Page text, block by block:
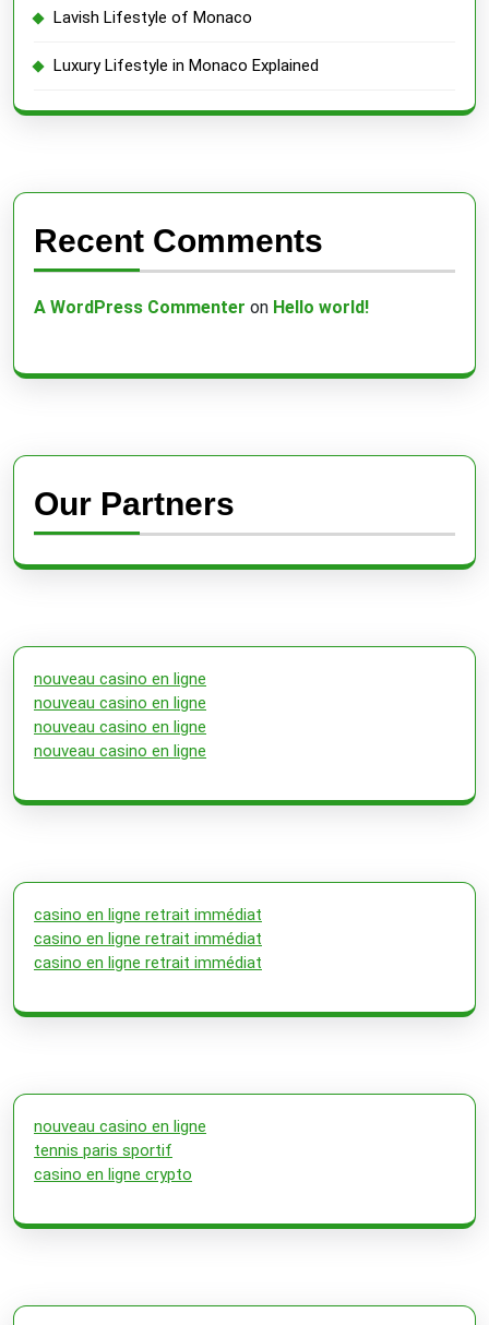
Lavish Lifestyle of Monaco
Luxury Lifestyle in Monaco Explained
Recent Comments
A WordPress Commenter on Hello world!
Our Partners
nouveau casino en ligne
nouveau casino en ligne
nouveau casino en ligne
nouveau casino en ligne
casino en ligne retrait immédiat
casino en ligne retrait immédiat
casino en ligne retrait immédiat
nouveau casino en ligne
tennis paris sportif
casino en ligne crypto